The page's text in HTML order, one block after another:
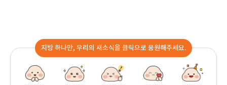
지방 하나만, 우리의 새소식을 클릭으로 응원해주세요.